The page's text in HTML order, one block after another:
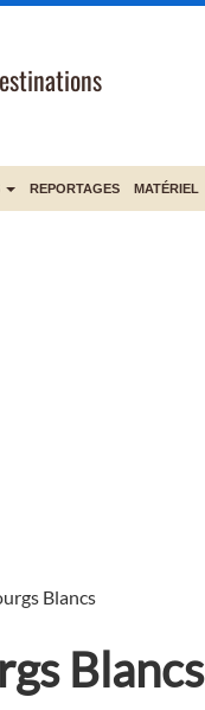
REPORTAGES MATÉRIEL
Blancs
Blancs